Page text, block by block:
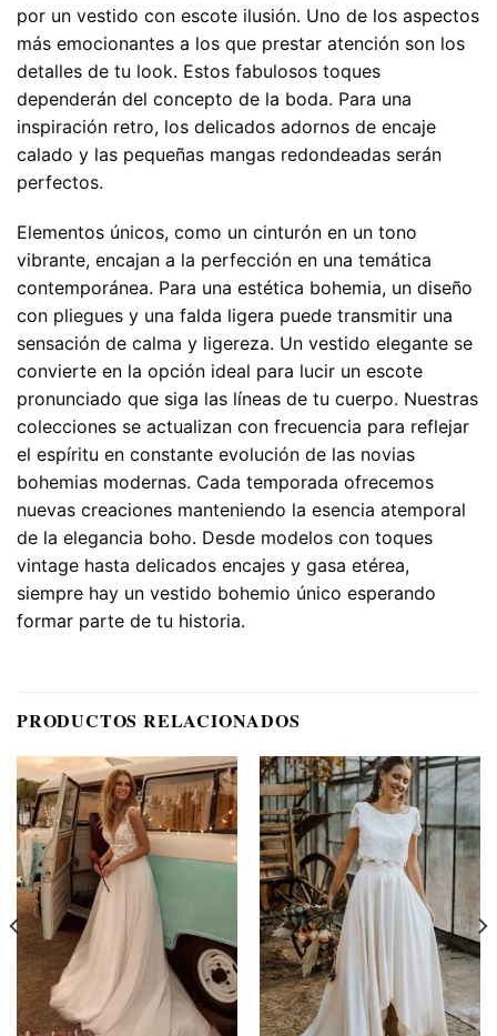
por un vestido con escote ilusión. Uno de los aspectos
más emocionantes a los que prestar atención son los
detalles de tu look. Estos fabulosos toques
dependerán del concepto de la boda. Para una
inspiración retro, los delicados adornos de encaje
calado y las pequeñas mangas redondeadas serán
perfectos.
Elementos únicos, como un cinturón en un tono
vibrante, encajan a la perfección en una temática
contemporánea. Para una estética bohemia, un diseño
con pliegues y una falda ligera puede transmitir una
sensación de calma y ligereza. Un vestido elegante se
convierte en la opción ideal para lucir un escote
pronunciado que siga las líneas de tu cuerpo. Nuestras
colecciones se actualizan con frecuencia para reflejar
el espíritu en constante evolución de las novias
bohemias modernas. Cada temporada ofrecemos
nuevas creaciones manteniendo la esencia atemporal
de la elegancia boho. Desde modelos con toques
vintage hasta delicados encajes y gasa etérea,
siempre hay un vestido bohemio único esperando
formar parte de tu historia.
PRODUCTOS RELACIONADOS